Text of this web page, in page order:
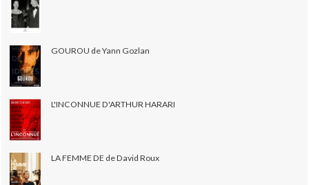
GOUROU de Yann Gozlan
L'INCONNUE D'ARTHUR HARARI
LA FEMME DE de David Roux